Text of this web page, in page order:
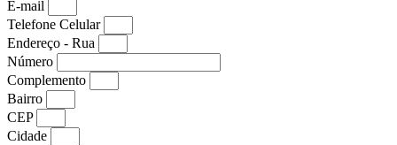
E-mail
Telefone Celular
Endereço - Rua
Número
Complemento
Bairro
CEP
Cidade